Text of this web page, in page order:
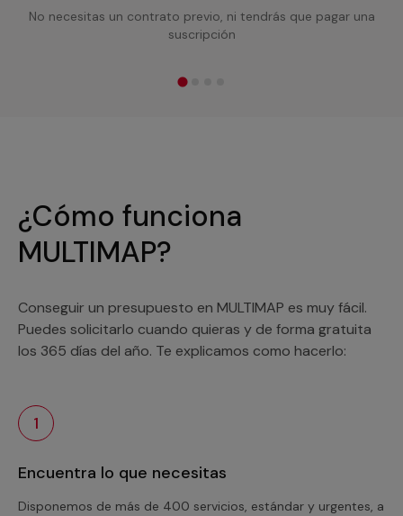
No necesitas un contrato previo, ni tendrás que pagar una
suscripción
¿Cómo funciona
MULTIMAP?
Conseguir un presupuesto en MULTIMAP es muy fácil.
Puedes solicitarlo cuando quieras y de forma gratuita
los 365 días del año. Te explicamos como hacerlo:
1
Encuentra lo que necesitas
Disponemos de más de 400 servicios, estándar y urgentes, a